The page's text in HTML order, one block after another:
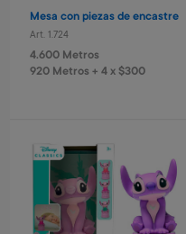
Mesa con piezas de encastre
Art. 1.724
4.600 Metros
920 Metros + 4 x $300